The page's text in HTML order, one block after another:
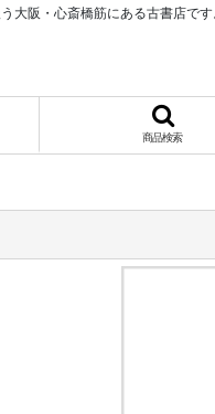
大阪・心斎橋筋にある古書店です
商品検索